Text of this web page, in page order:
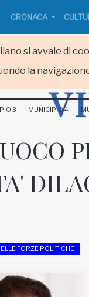
si avvale di
la
CRONACA
3 MUNICIPIO 4
FORZE POLITICHE